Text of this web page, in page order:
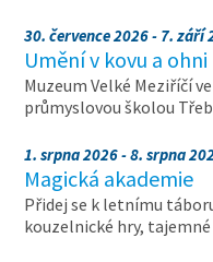
30. července 2026 - 7. září
Umění v kovu a ohni
Muzeum Velké Meziříčí
průmyslovou školou
1. srpna 2026 - 8. srpna
Magická akademie
Přidej se k letnímu
kouzelnické hry,